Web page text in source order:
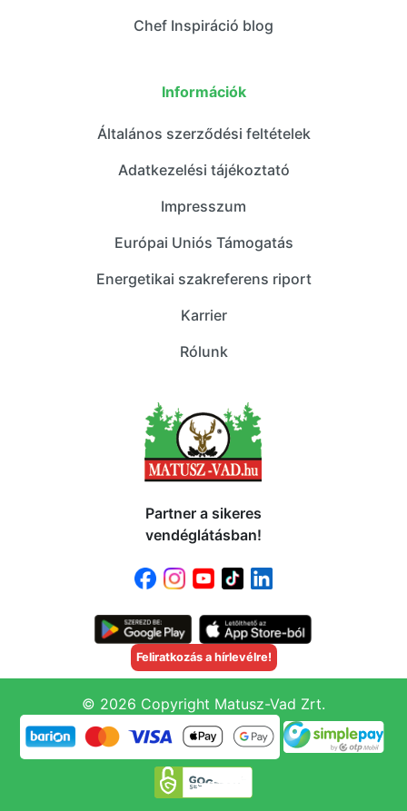
Chef Inspiráció blog
Információk
Általános szerződési feltételek
Adatkezelési tájékoztató
Impresszum
Európai Uniós Támogatás
Energetikai szakreferens riport
Karrier
Rólunk
Partner a sikeres
vendéglátásban!
Feliratkozás a hírlevélre!
© 2026 Copyright Matusz-Vad Zrt.